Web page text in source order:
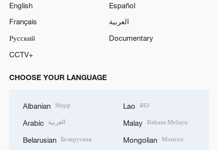
English
Español
Français
العربية
Русский
Documentary
CCTV+
CHOOSE YOUR LANGUAGE
Albanian Shqip
Arabic العربية
Belarusian Беларуская
Lao ລາວ
Malay Bahasa Melayu
Mongolian Монгол